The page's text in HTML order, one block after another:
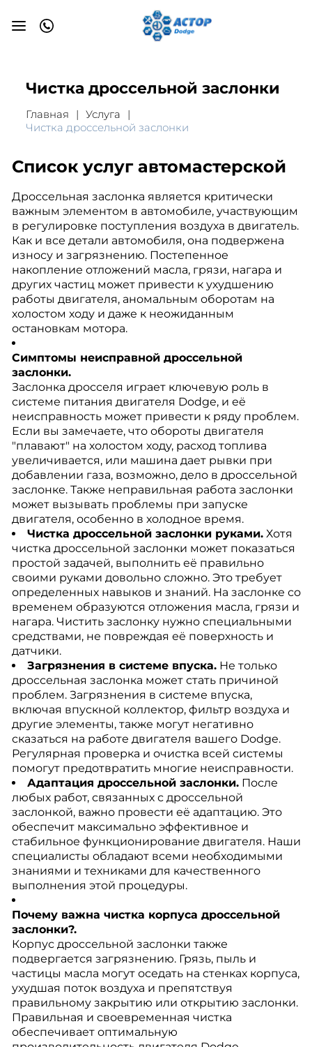
Чистка дроссельной заслонки
Главная
Услуга
Чистка дроссельной заслонки
Список услуг автомастерской
Дроссельная заслонка является критически
важным элементом в автомобиле, участвующим
в регулировке поступления воздуха в двигатель.
Как и все детали автомобиля, она подвержена
износу и загрязнению. Постепенное
накопление отложений масла, грязи, нагара и
других частиц может привести к ухудшению
работы двигателя, аномальным оборотам на
холостом ходу и даже к неожиданным
остановкам мотора.
Симптомы неисправной дроссельной
заслонки.
Заслонка дросселя играет ключевую роль в
системе питания двигателя Dodge, и её
неисправность может привести к ряду проблем.
Если вы замечаете, что обороты двигателя
"плавают" на холостом ходу, расход топлива
увеличивается, или машина дает рывки при
добавлении газа, возможно, дело в дроссельной
заслонке. Также неправильная работа заслонки
может вызывать проблемы при запуске
двигателя, особенно в холодное время.
Чистка дроссельной заслонки руками.Хотя
чистка дроссельной заслонки может показаться
простой задачей, выполнить её правильно
своими руками довольно сложно. Это требует
определенных навыков и знаний. На заслонке со
временем образуются отложения масла, грязи и
нагара. Чистить заслонку нужно специальными
средствами, не повреждая её поверхность и
датчики.
Загрязнения в системе впуска.Не только
дроссельная заслонка может стать причиной
проблем. Загрязнения в системе впуска,
включая впускной коллектор, фильтр воздуха и
другие элементы, также могут негативно
сказаться на работе двигателя вашего Dodge.
Регулярная проверка и очистка всей системы
помогут предотвратить многие неисправности.
Адаптация дроссельной заслонки.После
любых работ, связанных с дроссельной
заслонкой, важно провести её адаптацию. Это
обеспечит максимально эффективное и
стабильное функционирование двигателя. Наши
специалисты обладают всеми необходимыми
знаниями и техниками для качественного
выполнения этой процедуры.
Почему важна чистка корпуса дроссельной
заслонки?.
Корпус дроссельной заслонки также
подвергается загрязнению. Грязь, пыль и
частицы масла могут оседать на стенках корпуса,
ухудшая поток воздуха и препятствуя
правильному закрытию или открытию заслонки.
Правильная и своевременная чистка
обеспечивает оптимальную